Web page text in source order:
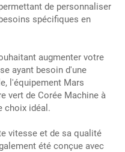
de personnaliser
spécifiques en
augmenter votre
ayant besoin d'une
l'équipement Mars
vert de Corée Machine à
choix idéal.
vitesse et de sa qualité
été conçue avec